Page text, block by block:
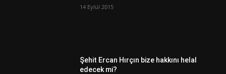
14 Eylül 2015
Şehit Ercan Hırçın bize hakkını helal
edecek mi?